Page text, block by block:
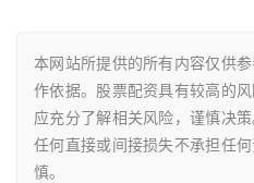
本网站所提供的所有内容仅供
作依据。股票配资具有较高的
应充分了解相关风险，谨慎决
任何直接或间接损失不承担任
慎。